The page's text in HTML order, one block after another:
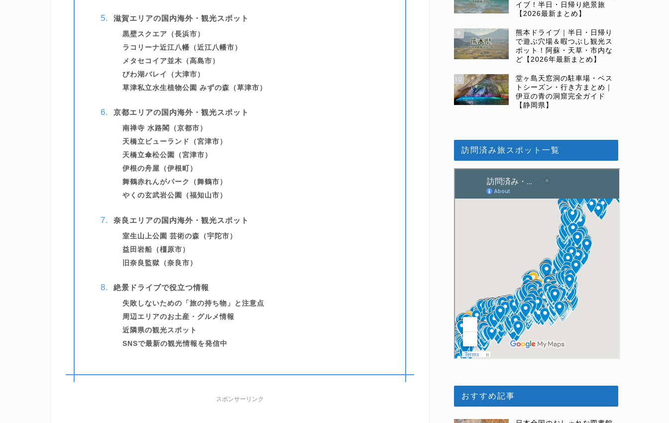
滋賀エリアの国内海外・観光スポット
黒壁スクエア（長浜市）
ラコリーナ近江八幡（近江八幡市）
メタセコイア並木（高島市）
びわ湖バレイ（大津市）
草津私立水生植物公園 みずの森（草津市）
京都エリアの国内海外・観光スポット
南禅寺 水路閣（京都市）
天橋立ビューランド（宮津市）
天橋立傘松公園（宮津市）
伊根の舟屋（伊根町）
舞鶴赤れんがパーク（舞鶴市）
やくの玄武岩公園（福知山市）
奈良エリアの国内海外・観光スポット
室生山上公園 芸術の森（宇陀市）
益田岩船（橿原市）
旧奈良監獄（奈良市）
絶景ドライブで役立つ情報
失敗しないための「旅の持ち物」と注意点
周辺エリアのお土産・グルメ情報
近隣県の観光スポット
SNSで最新の観光情報を発信中
スポンサーリンク
イブ！半日・日帰り絶景旅
【2026最新まとめ】
9
熊本ドライブ｜半日・日帰り
で遊ぶ穴場＆暇つぶし観光ス
ポット！阿蘇・天草・市内な
ど【2026年最新まとめ】
10
堂ヶ島天窓洞の駐車場・ベス
トシーズン・行き方まとめ｜
伊豆の青の洞窟完全ガイド
【静岡県】
訪問済み旅スポット一覧
おすすめ記事